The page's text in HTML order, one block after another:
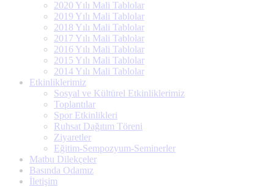
2020 Yılı Mali Tablolar
2019 Yılı Mali Tablolar
2018 Yılı Mali Tablolar
2017 Yılı Mali Tablolar
2016 Yılı Mali Tablolar
2015 Yılı Mali Tablolar
2014 Yılı Mali Tablolar
Etkinliklerimiz
Sosyal ve Kültürel Etkinliklerimiz
Toplantılar
Spor Etkinlikleri
Ruhsat Dağıtım Töreni
Ziyaretler
Eğitim-Sempozyum-Seminerler
Matbu Dilekçeler
Basında Odamız
İletişim